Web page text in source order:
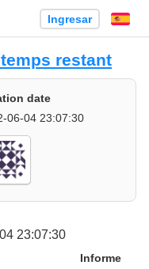
Ingresar
restant
date
06-04 23:07:30
23:07:30
Informe